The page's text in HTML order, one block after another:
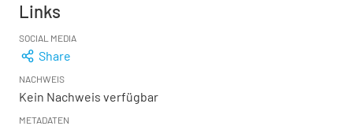
Links
SOCIAL MEDIA
Share
NACHWEIS
Kein Nachweis verfügbar
METADATEN